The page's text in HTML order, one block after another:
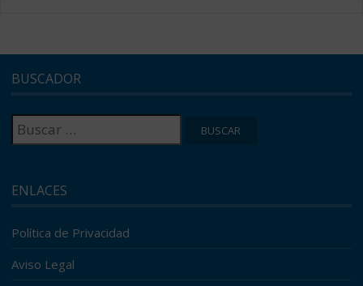
BUSCADOR
Buscar:
ENLACES
Política de Privacidad
Aviso Legal